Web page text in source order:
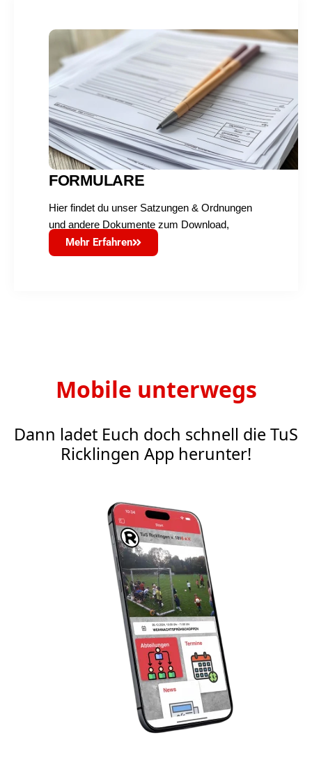
FORMULARE
Hier findet du unser Satzungen & Ordnungen
und andere Dokumente zum Download,
Mehr Erfahren
Mobile unterwegs
Dann ladet Euch doch schnell die TuS
Ricklingen App herunter!